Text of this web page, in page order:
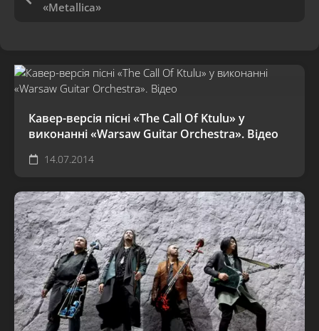
«Metallica»
Кавер-версія пісні «The Call Of Ktulu» у
виконанні «Warsaw Guitar Orchestra». Відео
14.07.2014